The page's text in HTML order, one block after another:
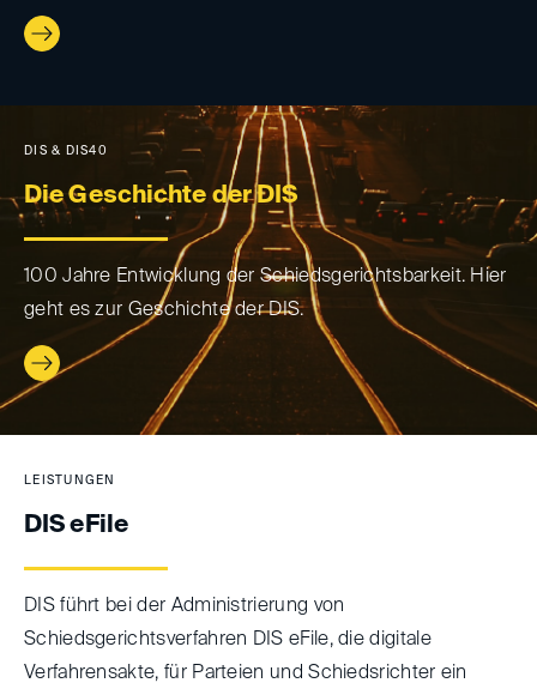
DIS & DIS40
Die Geschichte der DIS
100 Jahre Entwicklung der Schiedsgerichtsbarkeit. Hier
geht es zur Geschichte der DIS.
LEISTUNGEN
DIS eFile
DIS führt bei der Administrierung von
Schiedsgerichtsverfahren DIS eFile, die digitale
Verfahrensakte, für Parteien und Schiedsrichter ein